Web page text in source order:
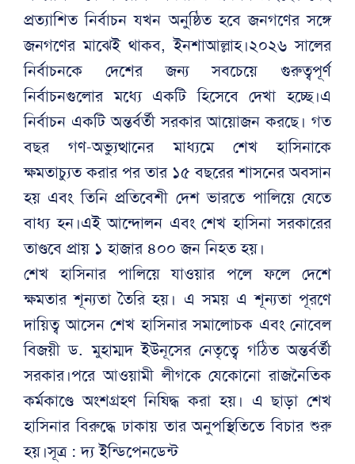
প্রত্যাশিত নির্বাচন যখন অনুষ্ঠিত হবে জনগণের সঙ্গে
জনগণের মাঝেই থাকব, ইনশাআল্লাহ।২০২৬ সালের
নির্বাচনকে দেশের জন্য সবচেয়ে গুরুত্বপূর্ণ
নির্বাচনগুলোর মধ্যে একটি হিসেবে দেখা হচ্ছে।এ
নির্বাচন একটি অন্তর্বর্তী সরকার আয়োজন করছে। গত
বছর গণ-অভ্যুত্থানের মাধ্যমে শেখ হাসিনাকে
ক্ষমতাচ্যুত করার পর তার ১৫ বছরের শাসনের অবসান
হয় এবং তিনি প্রতিবেশী দেশ ভারতে পালিয়ে যেতে
বাধ্য হন।এই আন্দোলন এবং শেখ হাসিনা সরকারের
তাণ্ডবে প্রায় ১ হাজার ৪০০ জন নিহত হয়।
শেখ হাসিনার পালিয়ে যাওয়ার পলে ফলে দেশে
ক্ষমতার শূন্যতা তৈরি হয়। এ সময় এ শূন্যতা পূরণে
দায়িত্ব আসেন শেখ হাসিনার সমালোচক এবং নোবেল
বিজয়ী ড. মুহাম্মদ ইউনূসের নেতৃত্বে গঠিত অন্তর্বর্তী
সরকার।পরে আওয়ামী লীগকে যেকোনো রাজনৈতিক
কর্মকাণ্ডে অংশগ্রহণ নিষিদ্ধ করা হয়। এ ছাড়া শেখ
হাসিনার বিরুদ্ধে ঢাকায় তার অনুপস্থিতিতে বিচার শুরু
হয়।সূত্র : দ্য ইন্ডিপেনডেন্ট